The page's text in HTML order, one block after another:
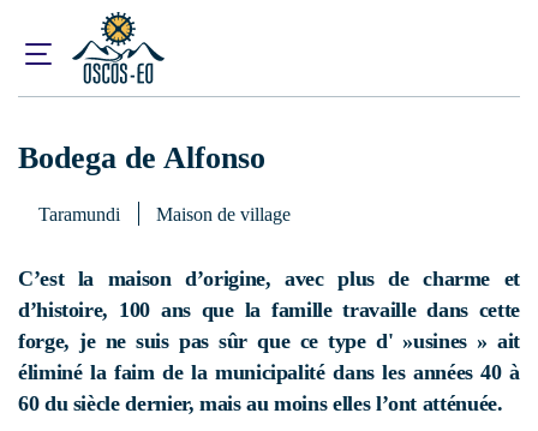
Que visiter ?
Bodega de Alfonso
Taramundi Maison de village
C’est la maison d’origine, avec plus de charme et
d’histoire, 100 ans que la famille travaille dans cette
forge, je ne suis pas sûr que ce type d' »usines » ait
éliminé la faim de la municipalité dans les années 40 à
60 du siècle dernier, mais au moins elles l’ont atténuée.